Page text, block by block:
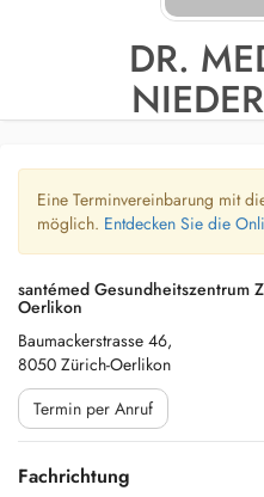
DR.
Eine Terminvereinbarung mit
möglich. Entdecken Sie die
santémed Gesundheitszentrum
Oerlikon
Baumackerstrasse 46,
8050 Zürich-Oerlikon
Termin per Anruf
Fachrichtung